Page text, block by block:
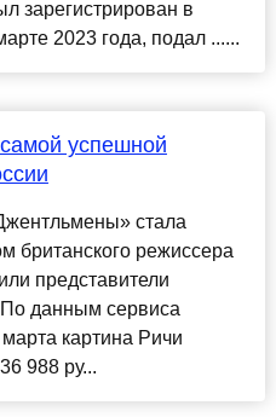
зарегистрирован в
2023 года, подал ......
успешной
стала
режиссера
представители
данным сервиса
картина Ричи
988 ру...